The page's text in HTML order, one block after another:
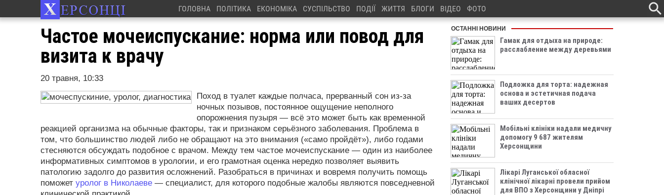
ГОЛОВНА ПОЛІТИКА ЕКОНОМІКА СУСПІЛЬСТВО ПОДІЇ ЖИТТЯ БЛОГИ ВІДЕО ФОТО
Частое мочеиспускание: норма или повод для
визита к врачу
20 травня, 10:33
Поход в туалет каждые полчаса, прерванный сон из-за
ночных позывов, постоянное ощущение неполного
опорожнения пузыря — всё это может быть как временной
реакцией организма на обычные факторы, так и признаком серьёзного заболевания. Проблема в
том, что большинство людей либо не обращают на это внимания («само пройдёт»), либо годами
стесняются обсуждать подобное с врачом. Между тем частое мочеиспускание — один из наиболее
информативных симптомов в урологии, и его грамотная оценка нередко позволяет выявить
патологию задолго до развития осложнений. Разобраться в причинах и вовремя получить помощь
поможет уролог в Николаеве — специалист, для которого подобные жалобы являются повседневной
ОСТАННІ НОВИНИ
Гамак для отдыха на природе:
расслабление между деревьями
Подложка для торта: надежная
основа и эстетичная подача
ваших десертов
Мобільні клініки надали медичну
допомогу 9 687 жителям
Херсонщини
Лікарі Луганської обласної
клінічної лікарні провели прийом
для ВПО з Херсонщини у Дніпрі